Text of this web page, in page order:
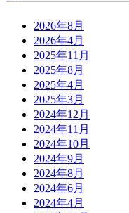
2026年8月
2026年4月
2025年11月
2025年8月
2025年4月
2025年3月
2024年12月
2024年11月
2024年10月
2024年9月
2024年8月
2024年6月
2024年4月